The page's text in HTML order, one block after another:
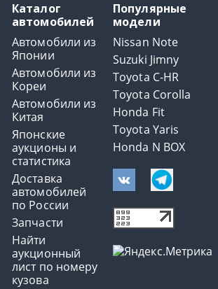
Каталог
автомобилей
Автомобили из
Японии
Автомобили из
Кореи
Автомобили из
Китая
Японские
аукционы и
статистика
Доставка
автомобилей
по России
Запчасти
Найти
аукционный
лист по номеру
кузова
Популярные
модели
Nissan Note
Suzuki Jimny
Toyota C-HR
Toyota Corolla
Honda Fit
Toyota Yaris
Honda N BOX